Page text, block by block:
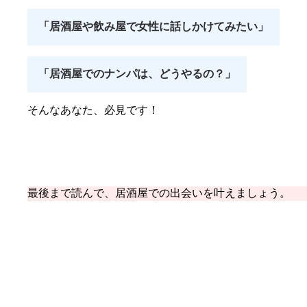
「居酒屋や飲み屋で女性に話しかけてみたい」
「居酒屋でのナンパは、どうやるの？」
そんなあなた、必見です！
最後まで読んで、居酒屋での出会いを叶えましょう。